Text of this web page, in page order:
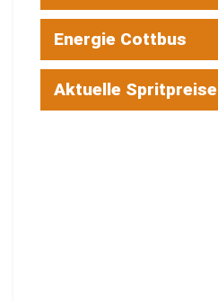
Energie Cottbus
Aktuelle Spritpreise